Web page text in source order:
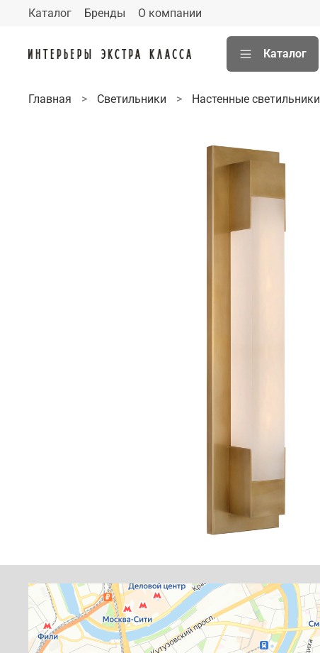
Каталог Бренды О компании
Каталог
Главная Светильники Настенные светильники